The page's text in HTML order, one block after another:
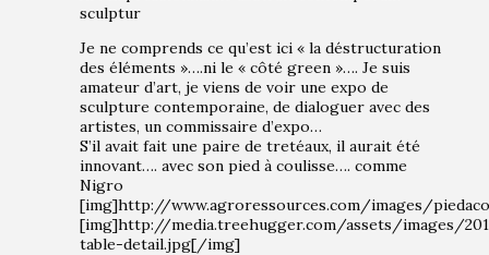
sculptur
Je ne comprends ce qu’est ici « la déstructuration
des éléments »….ni le « côté green »…. Je suis
amateur d’art, je viens de voir une expo de
sculpture contemporaine, de dialoguer avec des
artistes, un commissaire d’expo…
S’il avait fait une paire de tretéaux, il aurait été
innovant…. avec son pied à coulisse…. comme
Nigro
[img]http://www.agroressources.com/images/
[img]http://media.treehugger.com/assets/images/
table-detail.jpg[/img]